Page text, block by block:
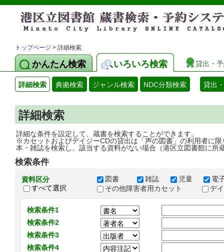
トップページ > 詳細検索
かんたん検索 いろいろ検索 貸出・
詳細検索 典拠検索 ジャンル検索 NDC分類検索 貸出
詳細検索
詳細な条件を設定して、蔵書を検索することができます。
※カセットおよびデイジーCDの貸出は「声の図書」の利用者に限
本・雑誌を検索し、該当する資料がない場合（港区立図書館に所
検索条件
資料区分
すべて選択
図書 雑誌 児童
電
その他障害者用カセット
デ
検索条件1
検索条件2
検索条件3
検索条件4